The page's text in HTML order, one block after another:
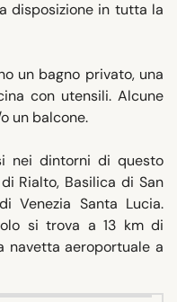
disposizione in tutta la
un bagno privato, una
con utensili. Alcune
un balcone.
nei dintorni di questo
Rialto, Basilica di San
Venezia Santa Lucia.
si trova a 13 km di
navetta aeroportuale a